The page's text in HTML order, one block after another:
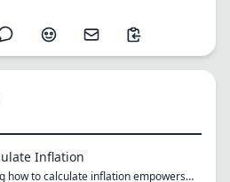
Inflation
how to calculate inflation empowers